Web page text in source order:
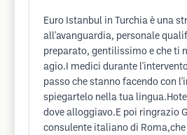
Euro Istanbul in Turchia è una
all'avanguardia, personale
preparato, gentilissimo e che ti
agio.I medici durante
passo che stanno facendo con
spiegartelo nella tua
dove alloggiavo.E poi ringrazio
consulente italiano di